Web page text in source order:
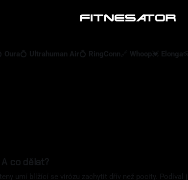
Oura💍 Ultrahuman Air💍 RingConn 🔗 Whoop 💓 Elonga
co dělat?
umí blížící se virózu zachytit dřív než pocity. Podíval